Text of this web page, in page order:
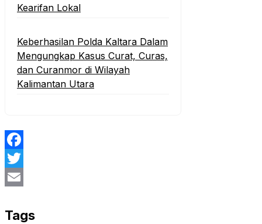
Kearifan Lokal
Keberhasilan Polda Kaltara Dalam
Mengungkap Kasus Curat, Curas,
dan Curanmor di Wilayah
Kalimantan Utara
Facebook
Twitter
Tags